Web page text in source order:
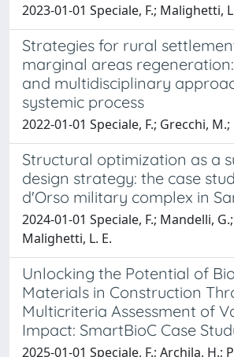
2023-01-01 Speciale, F.; Malighetti,
Strategies for rural
marginal areas
and multidisciplinary
systemic process
2022-01-01 Speciale, F.; Grecchi,
Structural optimization as a
design strategy: the case
d'Orso military complex in
2024-01-01 Speciale, F.; Mandelli,
Malighetti, L. E.
Unlocking the Potential of
Materials in Construction
Multicriteria Assessment of
Impact: SmartBioC Case
2025-01-01 Speciale, F.; Archila, H.;